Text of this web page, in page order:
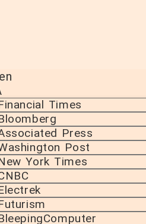
Times
Press
Post
York Times
фактів,
США, Європи,
й показуємо
та практичні
світу.